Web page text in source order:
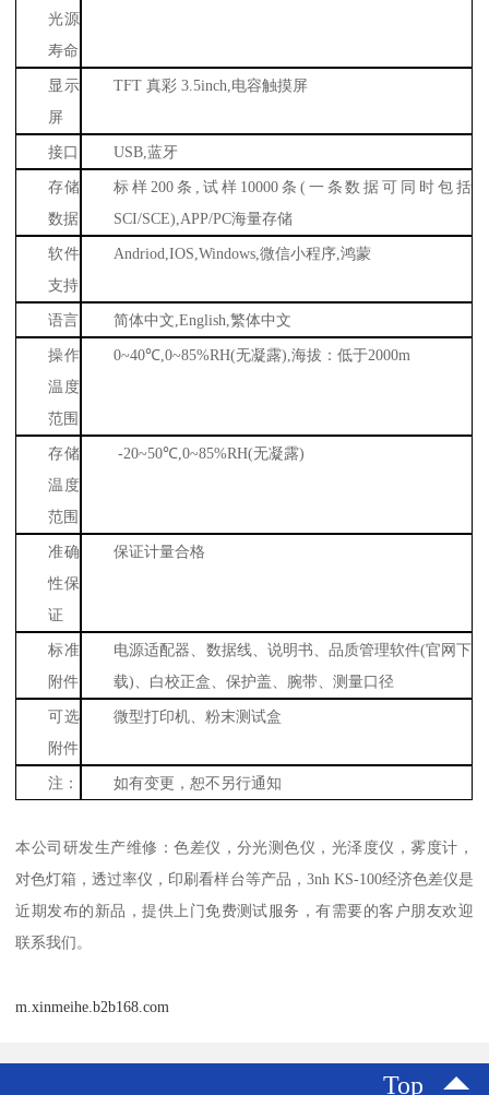
光源
寿命
显示
屏
TFT真彩3.5inch, 电容触摸屏
接口 USB,蓝牙
存储
数据
标样 200 条 试样 10000条 ( 一条数据可同时包括
SCI/SCE),APP/PC海量存储
软件
支持
Andriod,IOS,Windows,微信小程序 ,鸿蒙
语言 简体中文 ,English,繁体中文
操作
温度
范围
0~40℃ ,0~85%RH(无凝露),海拔：低于2000m
存储
温度
范围
-20~50℃ ,0~85%RH(无凝露)
准确
性保
证
保证计量合格
标准
附件
电源适配器、数据线、说明书、品质管理软件(官网下
载) 、白校正盒、保护盖、腕带、测量口径
可选
附件
微型打印机、粉末测试盒
注： 如有变更，恕不另行通知
本公司研发生产维修：色差仪，分光测色仪，光泽度仪，雾度计，
对色灯箱，透过率仪，印刷看样台等产品， 3nh KS-100经济色差仪是
近期发布的新品，提供上门免费测试服务，有需要的客户朋友欢迎
联系我们。
m.xinmeihe.b2b168.com
Top